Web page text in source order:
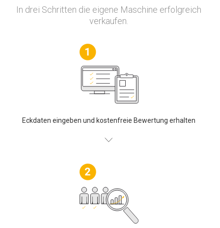
In drei Schritten die eigene Maschine erfolgreich
verkaufen.
Eckdaten eingeben und kostenfreie Bewertung erhalten